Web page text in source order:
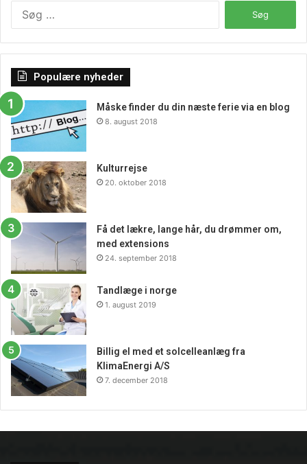
Populære nyheder
Måske finder du din næste ferie via en blog
8. august 2018
Kulturrejse
20. oktober 2018
Få det lækre, lange hår, du drømmer om,
med extensions
24. september 2018
Tandlæge i norge
1. august 2019
Billig el med et solcelleanlæg fra
KlimaEnergi A/S
7. december 2018